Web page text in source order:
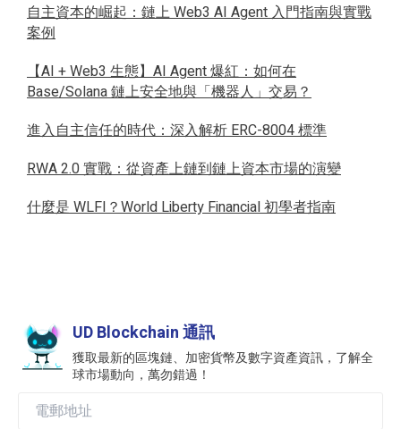
自主資本的崛起：鏈上 Web3 AI Agent 入門指南與實戰
案例
【AI + Web3 生態】AI Agent 爆紅：如何在
Base/Solana 鏈上安全地與「機器人」交易？
進入自主信任的時代：深入解析 ERC-8004 標準
RWA 2.0 實戰：從資產上鏈到鏈上資本市場的演變
什麼是 WLFI？World Liberty Financial 初學者指南
UD Blockchain 通訊
獲取最新的區塊鏈、加密貨幣及數字資產資訊，了解全
球市場動向，萬勿錯過！